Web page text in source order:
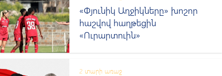
«Փյունիկ Աղջիկները» խոշոր
հաշվով հաղթեցին
«Ուրարտուին»
2 տարի առաջ